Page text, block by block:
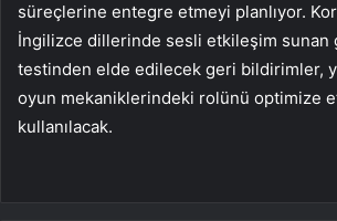
süreçlerine entegre etmeyi planlıyor.
İngilizce dillerinde sesli etkileşim sunan
testinden elde edilecek geri bildirimler,
oyun mekaniklerindeki rolünü optimize
kullanılacak.